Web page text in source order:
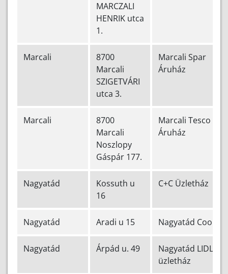
MARCZALI
HENRIK utca
1.
Marcali
8700
Marcali
SZIGETVÁRI
utca 3.
Marcali Spar
Áruház
Marcali
8700
Marcali
Noszlopy
Gáspár 177.
Marcali Tesco
Áruház
Nagyatád
Kossuth u
16
C+C Üzletház
Nagyatád Aradi u 15 Nagyatád Coop
Nagyatád Árpád u. 49
Nagyatád LIDL
üzletház